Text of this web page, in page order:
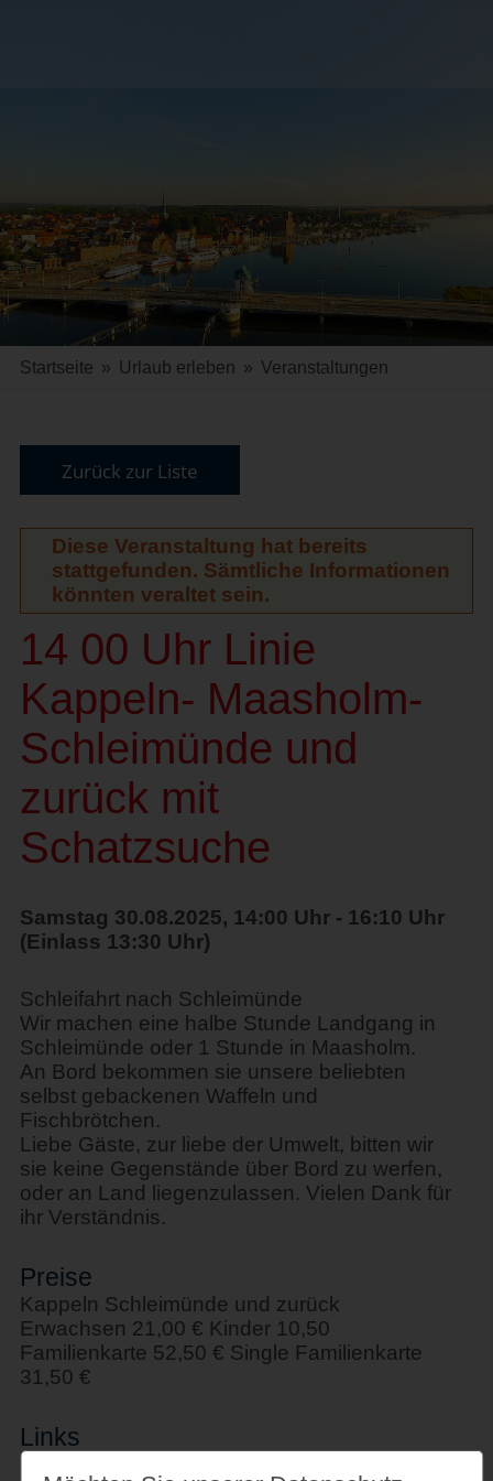
Startseite » Urlaub erleben » Veranstaltungen
Zurück zur Liste
Diese Veranstaltung hat bereits
stattgefunden. Sämtliche Informationen
könnten veraltet sein.
14 00 Uhr Linie
Kappeln- Maasholm-
Schleimünde und
zurück mit
Schatzsuche
Samstag 30.08.2025, 14:00 Uhr - 16:10 Uhr
(Einlass 13:30 Uhr)
Schleifahrt nach Schleimünde
Wir machen eine halbe Stunde Landgang in
Schleimünde oder 1 Stunde in Maasholm.
An Bord bekommen sie unsere beliebten
selbst gebackenen Waffeln und
Fischbrötchen.
Liebe Gäste, zur liebe der Umwelt, bitten wir
sie keine Gegenstände über Bord zu werfen,
oder an Land liegenzulassen. Vielen Dank für
ihr Verständnis.
Preise
Kappeln Schleimünde und zurück
Erwachsen 21,00 € Kinder 10,50
Familienkarte 52,50 € Single Familienkarte
31,50 €
Links